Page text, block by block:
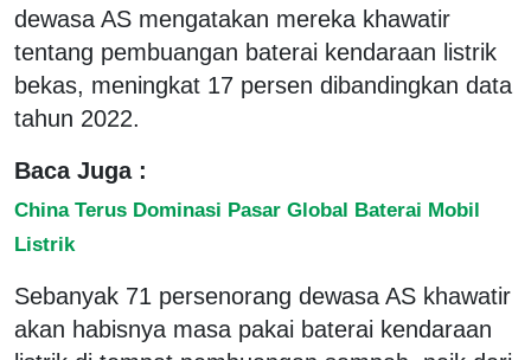
dewasa AS mengatakan mereka khawatir
tentang pembuangan baterai kendaraan listrik
bekas, meningkat 17 persen dibandingkan data
tahun 2022.
Baca Juga :
China Terus Dominasi Pasar Global Baterai Mobil
Listrik
Sebanyak 71 persenorang dewasa AS khawatir
akan habisnya masa pakai baterai kendaraan